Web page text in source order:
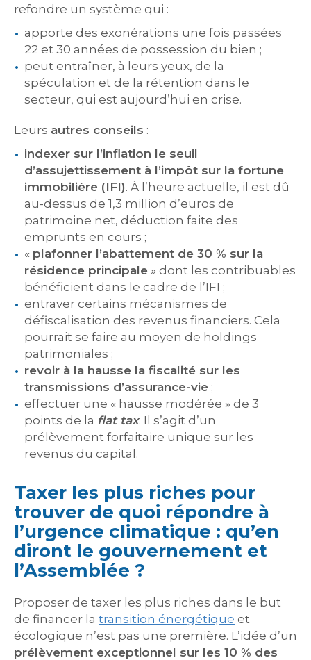
refondre un système qui :
apporte des exonérations une fois passées
22 et 30 années de possession du bien ;
peut entraîner, à leurs yeux, de la
spéculation et de la rétention dans le
secteur, qui est aujourd’hui en crise.
Leurs autres conseils :
indexer sur l’inflation le seuil
d’assujettissement à l’impôt sur la fortune
immobilière (IFI). À l’heure actuelle, il est dû
au-dessus de 1,3 million d’euros de
patrimoine net, déduction faite des
emprunts en cours ;
« plafonner l’abattement de 30 % sur la
résidence principale » dont les contribuables
bénéficient dans le cadre de l’IFI ;
entraver certains mécanismes de
défiscalisation des revenus financiers. Cela
pourrait se faire au moyen de holdings
patrimoniales ;
revoir à la hausse la fiscalité sur les
transmissions d’assurance-vie ;
effectuer une « hausse modérée » de 3
points de la flat tax. Il s’agit d’un
prélèvement forfaitaire unique sur les
revenus du capital.
Taxer les plus riches pour
trouver de quoi répondre à
l’urgence climatique : qu’en
diront le gouvernement et
l’Assemblée ?
Proposer de taxer les plus riches dans le but
de financer la transition énergétique et
écologique n’est pas une première. L’idée d’un
prélèvement exceptionnel sur les 10 % des